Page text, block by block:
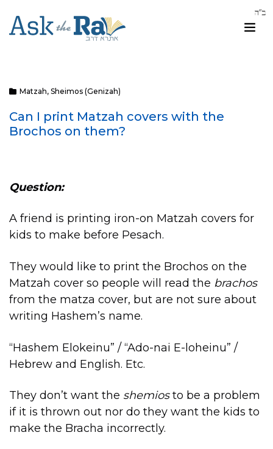
Matzah, Sheimos (Genizah)
Can I print Matzah covers with the
Brochos on them?
Question:
A friend is printing iron-on Matzah covers for
kids to make before Pesach.
They would like to print the Brochos on the
Matzah cover so people will read the brachos
from the matza cover, but are not sure about
writing Hashem’s name.
“Hashem Elokeinu” / “Ado-nai E-loheinu” /
Hebrew and English. Etc.
They don’t want the shemiosto be a problem
if it is thrown out nor do they want the kids to
make the Bracha incorrectly.